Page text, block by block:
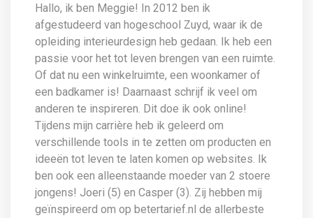
Hallo, ik ben Meggie! In 2012 ben ik
afgestudeerd van hogeschool Zuyd, waar ik de
opleiding interieurdesign heb gedaan. Ik heb een
passie voor het tot leven brengen van een ruimte.
Of dat nu een winkelruimte, een woonkamer of
een badkamer is! Daarnaast schrijf ik veel om
anderen te inspireren. Dit doe ik ook online!
Tijdens mijn carrière heb ik geleerd om
verschillende tools in te zetten om producten en
ideeën tot leven te laten komen op websites. Ik
ben ook een alleenstaande moeder van 2 stoere
jongens! Joeri (5) en Casper (3). Zij hebben mij
geïnspireerd om op betertarief.nl de allerbeste